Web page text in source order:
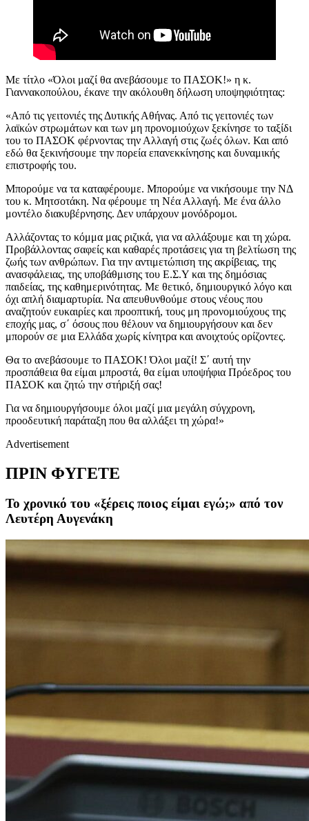
Με τίτλο «Όλοι μαζί θα ανεβάσουμε το ΠΑΣΟΚ!» η κ.
Γιαννακοπούλου, έκανε την ακόλουθη δήλωση υποψηφιότητας:
«Από τις γειτονιές της Δυτικής Αθήνας. Από τις γειτονιές των
λαϊκών στρωμάτων και των μη προνομιούχων ξεκίνησε το ταξίδι
του το ΠΑΣΟΚ φέρνοντας την Αλλαγή στις ζωές όλων. Και από
εδώ θα ξεκινήσουμε την πορεία επανεκκίνησης και δυναμικής
επιστροφής του.
Μπορούμε να τα καταφέρουμε. Μπορούμε να νικήσουμε την ΝΔ
του κ. Μητσοτάκη. Να φέρουμε τη Νέα Αλλαγή. Με ένα άλλο
μοντέλο διακυβέρνησης. Δεν υπάρχουν μονόδρομοι.
Αλλάζοντας το κόμμα μας ριζικά, για να αλλάξουμε και τη χώρα.
Προβάλλοντας σαφείς και καθαρές προτάσεις για τη βελτίωση της
ζωής των ανθρώπων. Για την αντιμετώπιση της ακρίβειας, της
ανασφάλειας, της υποβάθμισης του Ε.Σ.Υ και της δημόσιας
παιδείας, της καθημερινότητας. Με θετικό, δημιουργικό λόγο και
όχι απλή διαμαρτυρία. Να απευθυνθούμε στους νέους που
αναζητούν ευκαιρίες και προοπτική, τους μη προνομιούχους της
εποχής μας, σ΄ όσους που θέλουν να δημιουργήσουν και δεν
μπορούν σε μια Ελλάδα χωρίς κίνητρα και ανοιχτούς ορίζοντες.
Θα το ανεβάσουμε το ΠΑΣΟΚ! Όλοι μαζί! Σ΄ αυτή την
προσπάθεια θα είμαι μπροστά, θα είμαι υποψήφια Πρόεδρος του
ΠΑΣΟΚ και ζητώ την στήριξή σας!
Για να δημιουργήσουμε όλοι μαζί μια μεγάλη σύγχρονη,
προοδευτική παράταξη που θα αλλάξει τη χώρα!»
Advertisement
ΠΡΙΝ ΦΥΓΕΤΕ
Το χρονικό του «ξέρεις ποιος είμαι εγώ;» από τον
Λευτέρη Αυγενάκη